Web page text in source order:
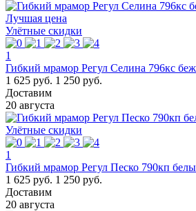
Лучшая цена
Улётные скидки
1
Гибкий мрамор Регул Селина 796кс
1 625 руб. 1 250 руб.
Доставим
20 августа
Улётные скидки
1
Гибкий мрамор Регул Песко 790кп
1 625 руб. 1 250 руб.
Доставим
20 августа